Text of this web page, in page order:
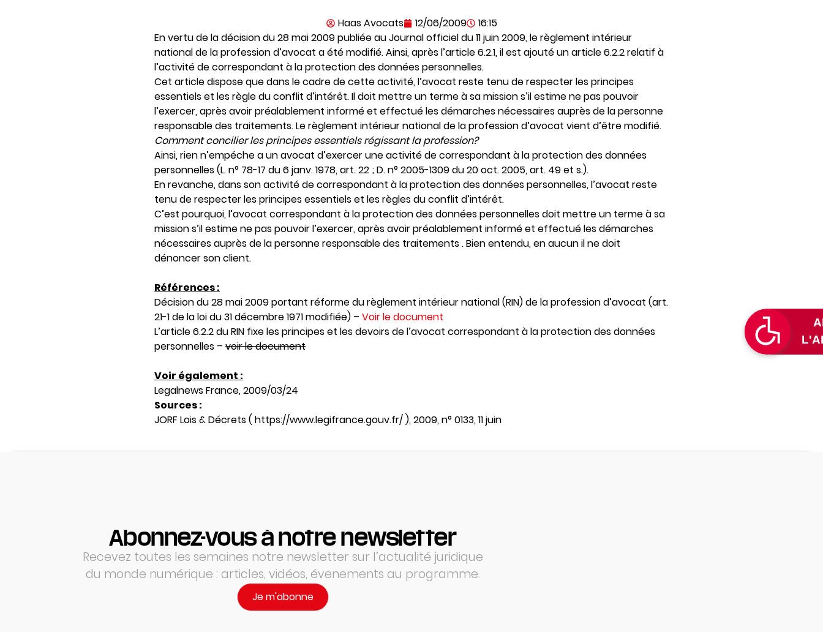
Haas Avocats 12/06/2009
16:15
En vertu de la décision du 28 mai 2009 publiée au Journal officiel du 11 juin 2009, le règlement intérieur
national de la profession d’avocat a été modifié. Ainsi, après l’article 6.2.1, il est ajouté un article 6.2.2 relatif à
l’activité de correspondant à la protection des données personnelles.
Cet article dispose que dans le cadre de cette activité, l’avocat reste tenu de respecter les principes
essentiels et les règle du conflit d’intérêt. Il doit mettre un terme à sa mission s’il estime ne pas pouvoir
l’exercer, après avoir préalablement informé et effectué les démarches nécessaires auprès de la personne
responsable des traitements. Le règlement intérieur national de la profession d’avocat vient d’être modifié.
Comment concilier les principes essentiels régissant la profession?
Ainsi, rien n’empéche a un avocat d’exercer une activité de correspondant à la protection des données
personnelles (L. n° 78-17 du 6 janv. 1978, art. 22 ; D. n° 2005-1309 du 20 oct. 2005, art. 49 et s.).
En revanche, dans son activité de correspondant à la protection des données personnelles, l’avocat reste
tenu de respecter les principes essentiels et les règles du conflit d’intérêt.
C’est pourquoi, l’avocat correspondant à la protection des données personnelles doit mettre un terme à sa
mission s’il estime ne pas pouvoir l’exercer, après avoir préalablement informé et effectué les démarches
nécessaires auprès de la personne responsable des traitements . Bien entendu, en aucun il ne doit
dénoncer son client.
Références :
Décision du 28 mai 2009 portant réforme du règlement intérieur national (RIN) de la profession d’avocat (art.
21-1 de la loi du 31 décembre 1971 modifiée) – Voir le document
L’article 6.2.2 du RIN fixe les principes et les devoirs de l’avocat correspondant à la protection des données
personnelles – voir le document
Voir également :
Legalnews France, 2009/03/24
Sources :
JORF Lois & Décrets ( https://www.legifrance.gouv.fr/ ), 2009, n° 0133, 11 juin
Abonnez-vous à notre newsletter
Recevez toutes les semaines notre newsletter sur l’actualité juridique
du monde numérique : articles, vidéos, évenements au programme.
Je m'abonne